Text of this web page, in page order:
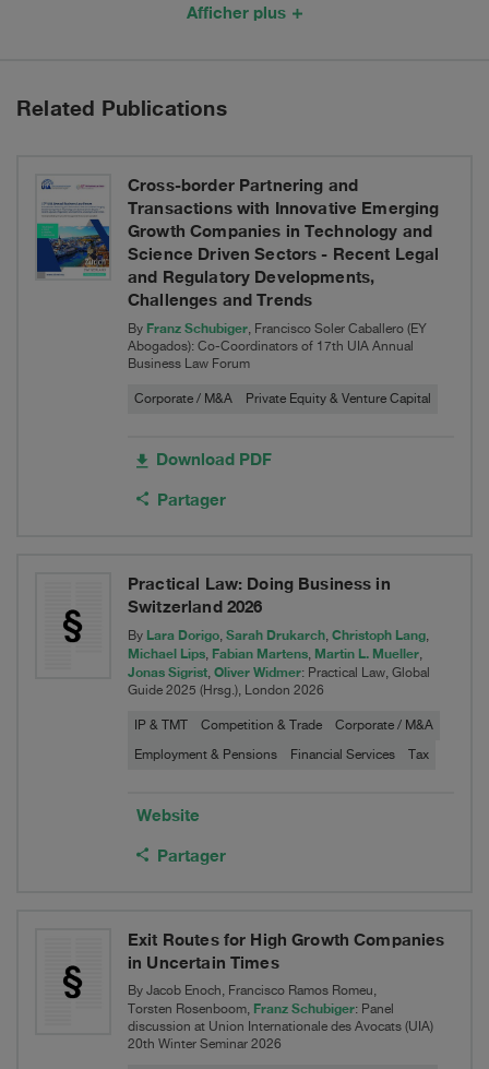
Insurance
Ltd,
into
XL
Insurance
Company
Afficher plus
Related Publications
Cross-border Partnering and
Transactions with Innovative Emerging
Growth Companies in Technology and
Science Driven Sectors - Recent Legal
and Regulatory Developments,
Challenges and Trends
By Franz Schubiger, Francisco Soler Caballero (EY
Abogados): Co-Coordinators of 17th UIA Annual
Business Law Forum
Corporate / M&A Private Equity & Venture Capital
Download PDF
Partager
Practical Law: Doing Business in
Switzerland 2026
By Lara Dorigo, Sarah Drukarch, Christoph Lang,
Michael Lips, Fabian Martens, Martin L. Mueller,
Jonas Sigrist, Oliver Widmer: Practical Law, Global
Guide 2025 (Hrsg.), London 2026
IP & TMT Competition & Trade Corporate / M&A
Employment & Pensions Financial Services Tax
Website
Partager
Exit Routes for High Growth Companies
in Uncertain Times
By Jacob Enoch, Francisco Ramos Romeu,
Torsten Rosenboom, Franz Schubiger: Panel
discussion at Union Internationale des Avocats (UIA)
20th Winter Seminar 2026